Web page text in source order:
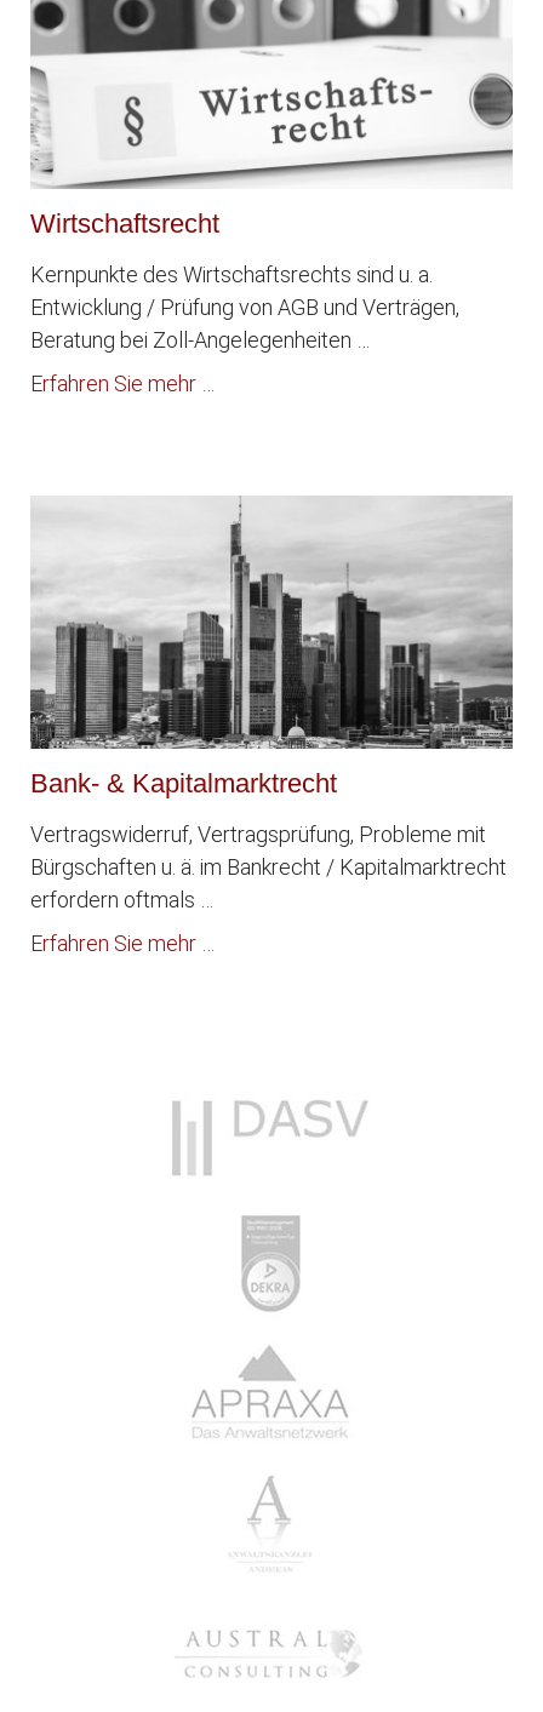
Wirtschaftsrecht
Kernpunkte des Wirtschaftsrechts sind u. a.
Entwicklung / Prüfung von AGB und Verträgen,
Beratung bei Zoll-Angelegenheiten …
Erfahren Sie mehr …
Bank- & Kapitalmarktrecht
Vertragswiderruf, Vertragsprüfung, Probleme mit
Bürgschaften u. ä. im Bankrecht / Kapitalmarktrecht
erfordern oftmals …
Erfahren Sie mehr …